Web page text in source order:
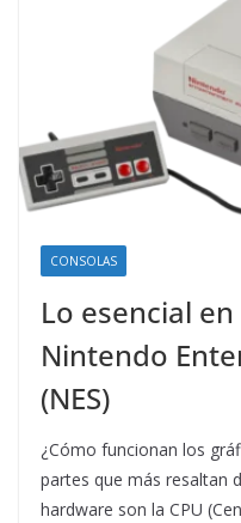
CONSOLAS
Lo esencial
Nintendo
(NES)
¿Cómo funcionan los
partes que más resaltan
hardware son la CPU